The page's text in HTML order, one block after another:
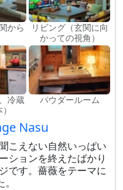
から
リビング（玄関に向
かっての視角）
冷蔵
パウダールーム
Nasu
こえない自然いっぱい
ションを終えたばかり
です。薔薇をテーマに